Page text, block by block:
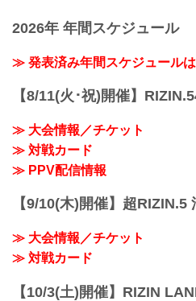
えは？
一番あっ
ル...
ーー試合
中原 ホッ
何か要因
ちの試合
試合後イ
youtu.be
中島太一
ンになり
ッカーキ
いました
2026年 年間スケジュール
≫ 発表済み年間スケジュール
【8/11(火･祝)開催】
≫ 大会情報／チケット
≫ 対戦カード
≫ PPV配信情報
【9/10(木)開催】超RIZIN.5
≫ 大会情報／チケット
≫ 対戦カード
【10/3(土)開催】RIZIN